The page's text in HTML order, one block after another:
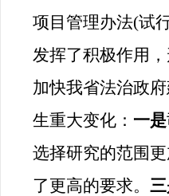
项目管理办法(试
发挥了积极作用
加快我省法治政
生重大变化： 一是
选择研究的范围更
了更高的要求。